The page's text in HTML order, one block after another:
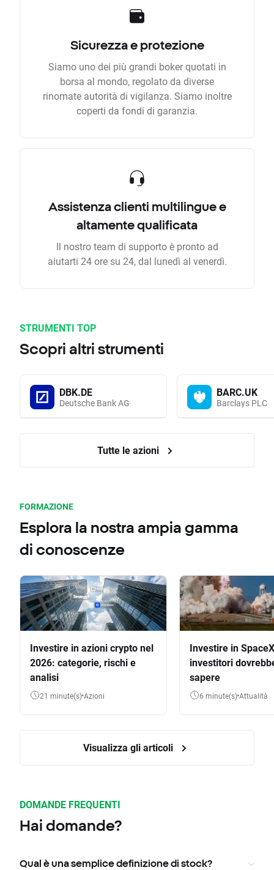
Sicurezza e protezione
Siamo uno dei più grandi boker quotati in
borsa al mondo, regolato da diverse
rinomate autorità di vigilanza. Siamo inoltre
coperti da fondi di garanzia.
Assistenza clienti multilingue e
altamente qualificata
Il nostro team di supporto è pronto ad
aiutarti 24 ore su 24, dal lunedì al venerdì.
STRUMENTI TOP
Scopri altri strumenti
DBK.DE
Deutsche Bank AG
BARC.UK
Barclays PLC
Tutte le azioni
FORMAZIONE
Esplora la nostra ampia gamma
di conoscenze
Investire in azioni crypto nel
2026: categorie, rischi e
analisi
21 minute(s) Azioni
Investire in
investitori
sapere
6 minute(s) Attualità
Visualizza gli articoli
DOMANDE FREQUENTI
Hai domande?
Qual è una semplice definizione di stock?